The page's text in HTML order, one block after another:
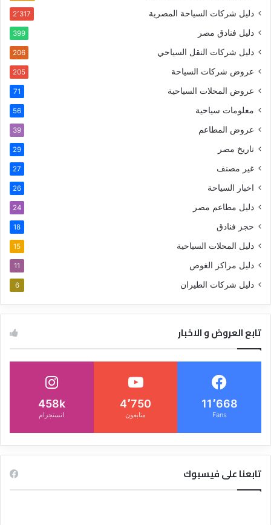
دليل شركات السياحة المصرية 2٬317
دليل فنادق مصر 399
دليل شركات النقل السياحي 206
عروض شركات السياحة 205
عروض المحلات السياحية 71
معلومات سياحية 56
عروض المطاعم 39
تاريخ مصر 29
غير مصنف 27
اخبار السياحة 26
دليل مطاعم مصر 24
حجز فنادق 18
دليل المحلات السياحية 15
دليل مراكز الغوص 11
دليل شركات الطيران 6
تابع العروض و الاخبار
11٬668
Fans
4٬750
متابعون
458k
انستجرام
تابعنا على فيسبوك